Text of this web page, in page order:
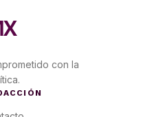
con la